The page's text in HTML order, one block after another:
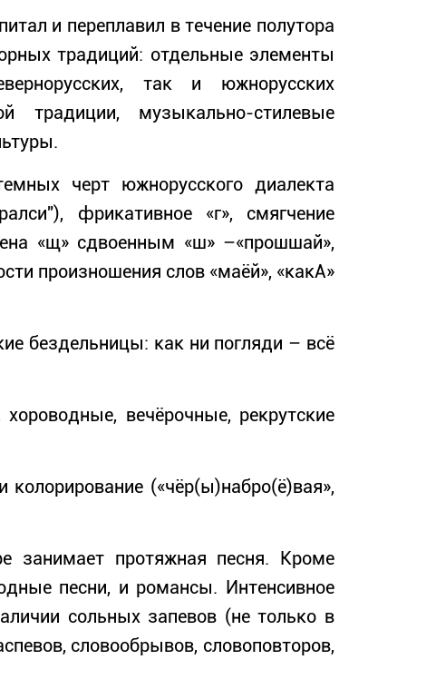
и переплавил в течение полутора
традиций: отдельные элементы
так и южнорусских
традиции, музыкально-стилевые
черт южнорусского диалекта
фрикативное «г», смягчение
«щ» сдвоенным «ш» –«прошшай»,
произношения слов «маёй», «какА»
бездельницы: как ни погляди – всё
вечёрочные, рекрутские
(«чёр(ы)набро(ё)вая»,
занимает протяжная песня. Кроме
песни, и романсы. Интенсивное
сольных запевов (не только в
словообрывов, словоповторов,